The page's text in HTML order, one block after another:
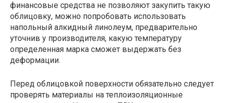
финансовые средства не позволяют закупить такую
облицовку, можно попробовать использовать
напольный алкидный линолеум, предварительно
уточнив у производителя, какую температуру
определенная марка сможет выдержать без
деформации.
Перед облицовкой поверхности обязательно следует
проверять материалы на теплоизоляционные